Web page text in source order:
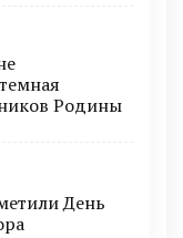
Родины
День